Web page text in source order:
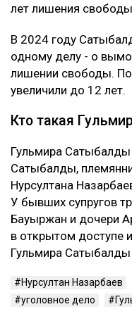
лет лишения
В 2024 году
одному делу - о
лишении свободы.
увеличили до 12 лет.
Кто такая
Гульмира
Сатыбалды,
Нурсултана
У бывших супругов
Бауыржан и дочери
в открытом доступе
Гульмира Сатыбалды
Нурсултан Назарбаев
уголовное дело